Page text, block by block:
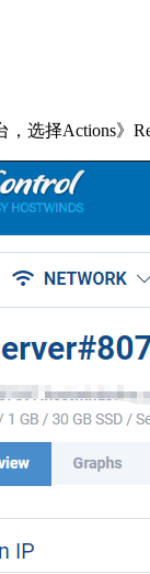
，选择Actions》